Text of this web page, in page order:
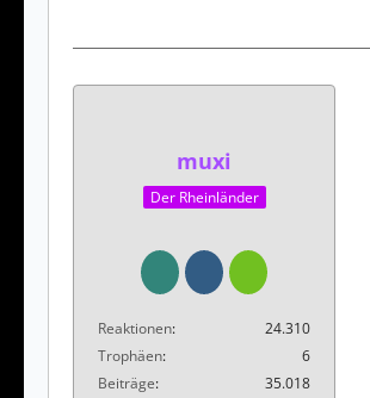
muxi
Der Rheinländer
Reaktionen
24.310
Trophäen
6
Beiträge
35.018